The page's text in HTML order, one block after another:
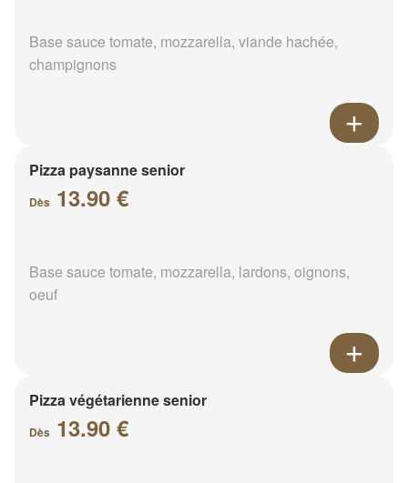
Base sauce tomate, mozzarella, viande hachée,
champignons
Pizza paysanne senior
Dès 13.90 €
Base sauce tomate, mozzarella, lardons, oignons,
oeuf
Pizza végétarienne senior
Dès 13.90 €